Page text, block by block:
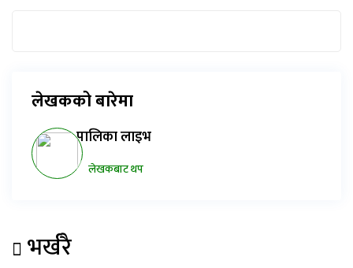
लेखकको बारेमा
पालिका लाइभ
लेखकबाट थप
भर्खरै